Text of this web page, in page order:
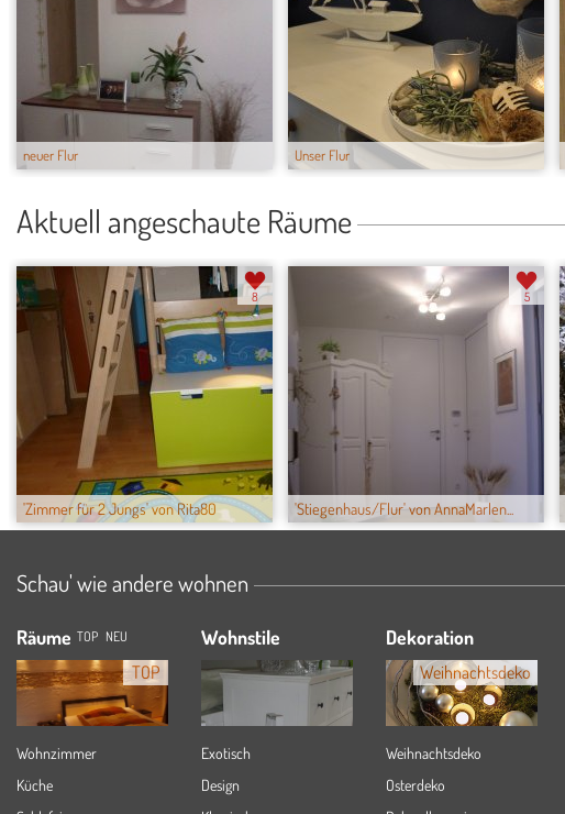
neuer Flur Unser Flur
Aktuell angeschaute Räume
'Zimmer für 2 Jungs' von Rita80
8
'Stiegenhaus/Flur' von AnnaMarlen...
5
Schau' wie andere wohnen
Räume TOP NEU
TOP
Wohnzimmer
Küche
Wohnstile
Exotisch
Design
Dekoration
Weihnachtsdeko
Weihnachtsdeko
Osterdeko